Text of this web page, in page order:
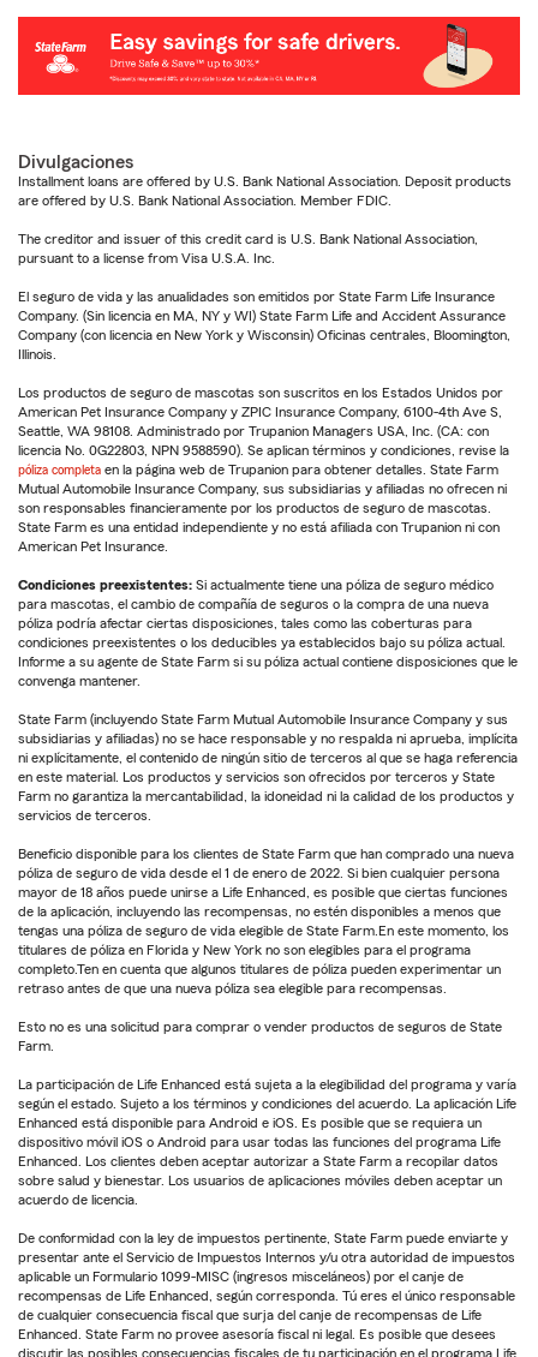
Divulgaciones
Installment loans are offered by U.S. Bank National Association. Deposit products
are offered by U.S. Bank National Association. Member FDIC.
The creditor and issuer of this credit card is U.S. Bank National Association,
pursuant to a license from Visa U.S.A. Inc.
El seguro de vida y las anualidades son emitidos por State Farm Life Insurance
Company. (Sin licencia en MA, NY y WI) State Farm Life and Accident Assurance
Company (con licencia en New York y Wisconsin) Oficinas centrales, Bloomington,
Illinois.
Los productos de seguro de mascotas son suscritos en los Estados Unidos por
American Pet Insurance Company y ZPIC Insurance Company, 6100-4th Ave S,
Seattle, WA 98108. Administrado por Trupanion Managers USA, Inc. (CA: con
licencia No. 0G22803, NPN 9588590). Se aplican términos y condiciones, revise la
póliza completa en la página web de Trupanion para obtener detalles. State Farm
Mutual Automobile Insurance Company, sus subsidiarias y afiliadas no ofrecen ni
son responsables financieramente por los productos de seguro de mascotas.
State Farm es una entidad independiente y no está afiliada con Trupanion ni con
American Pet Insurance.
Condiciones preexistentes: Si actualmente tiene una póliza de seguro médico
para mascotas, el cambio de compañía de seguros o la compra de una nueva
póliza podría afectar ciertas disposiciones, tales como las coberturas para
condiciones preexistentes o los deducibles ya establecidos bajo su póliza actual.
Informe a su agente de State Farm si su póliza actual contiene disposiciones que le
convenga mantener.
State Farm (incluyendo State Farm Mutual Automobile Insurance Company y sus
subsidiarias y afiliadas) no se hace responsable y no respalda ni aprueba, implícita
ni explícitamente, el contenido de ningún sitio de terceros al que se haga referencia
en este material. Los productos y servicios son ofrecidos por terceros y State
Farm no garantiza la mercantabilidad, la idoneidad ni la calidad de los productos y
servicios de terceros.
Beneficio disponible para los clientes de State Farm que han comprado una nueva
póliza de seguro de vida desde el 1 de enero de 2022. Si bien cualquier persona
mayor de 18 años puede unirse a Life Enhanced, es posible que ciertas funciones
de la aplicación, incluyendo las recompensas, no estén disponibles a menos que
tengas una póliza de seguro de vida elegible de State Farm.En este momento, los
titulares de póliza en Florida y New York no son elegibles para el programa
completo.Ten en cuenta que algunos titulares de póliza pueden experimentar un
retraso antes de que una nueva póliza sea elegible para recompensas.
Esto no es una solicitud para comprar o vender productos de seguros de State
Farm.
La participación de Life Enhanced está sujeta a la elegibilidad del programa y varía
según el estado. Sujeto a los términos y condiciones del acuerdo. La aplicación Life
Enhanced está disponible para Android e iOS. Es posible que se requiera un
dispositivo móvil iOS o Android para usar todas las funciones del programa Life
Enhanced. Los clientes deben aceptar autorizar a State Farm a recopilar datos
sobre salud y bienestar. Los usuarios de aplicaciones móviles deben aceptar un
acuerdo de licencia.
De conformidad con la ley de impuestos pertinente, State Farm puede enviarte y
presentar ante el Servicio de Impuestos Internos y/u otra autoridad de impuestos
aplicable un Formulario 1099-MISC (ingresos misceláneos) por el canje de
recompensas de Life Enhanced, según corresponda. Tú eres el único responsable
de cualquier consecuencia fiscal que surja del canje de recompensas de Life
Enhanced. State Farm no provee asesoría fiscal ni legal. Es posible que desees
discutir las posibles consecuencias fiscales de tu participación en el programa Life